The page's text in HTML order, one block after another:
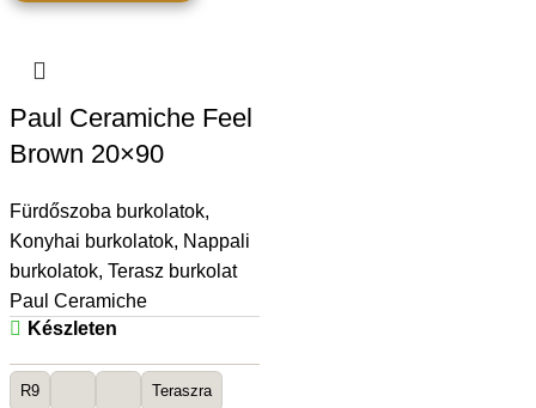
Paul Ceramiche Feel
Brown 20×90
Fürdőszoba burkolatok,
Konyhai burkolatok, Nappali
burkolatok, Terasz burkolat
Paul Ceramiche
Készleten
R9 Teraszra